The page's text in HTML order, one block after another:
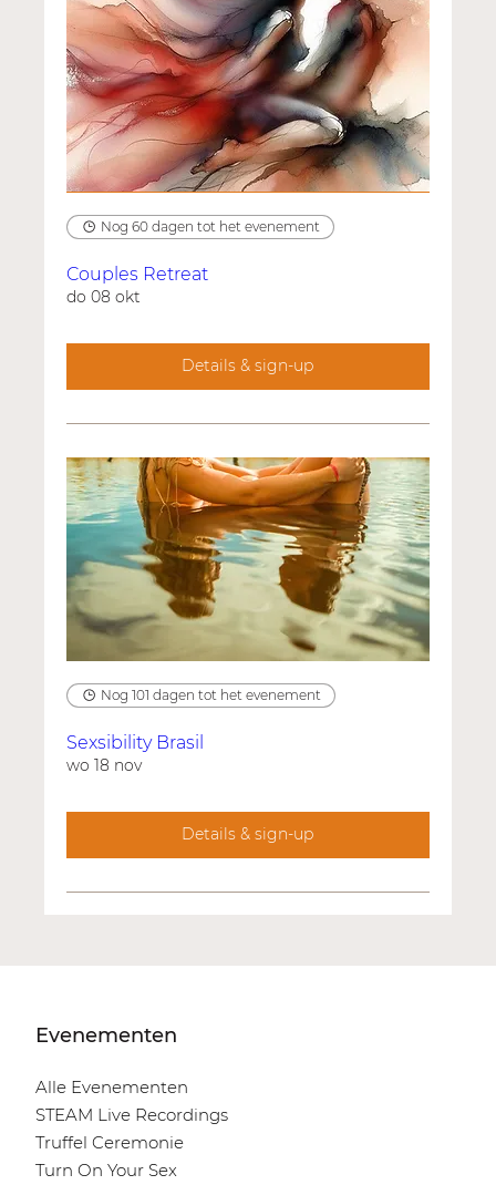
Nog 60 dagen tot het evenement
Couples Retreat
do 08 okt
Details & sign-up
Nog 101 dagen tot het evenement
Sexsibility Brasil
wo 18 nov
Details & sign-up
Evenementen
Alle Evenementen
STEAM Live Recordings
Truffel Ceremonie
Turn On Your Sex